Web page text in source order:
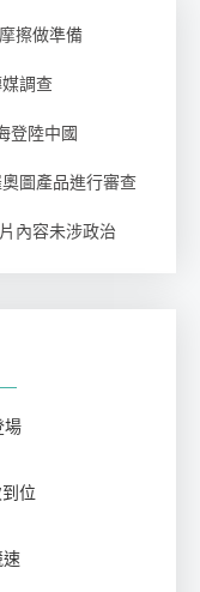
擦做準備
調查
登陸中國
圖產品進行審查
內容未涉政治
場
位
速